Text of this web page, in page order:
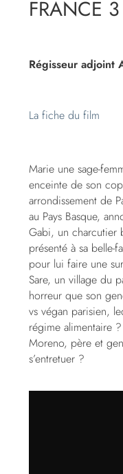
FRANCE 3
Régisseur adjoint
La fiche du film
Marie une sage-
enceinte de son
arrondissement de
au Pays Basque,
Gabi, un charcutier
présenté à sa belle-
pour lui faire une
Sare, un village du
horreur que son
vs végan parisien,
régime alimentaire
Moreno, père et
s’entretuer ?